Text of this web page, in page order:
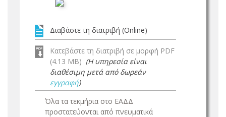
Διαβάστε τη διατριβή (Online)
Κατεβάστε τη διατριβή σε μορφή PDF
(4.13 MB) (Η υπηρεσία είναι
διαθέσιμη μετά από δωρεάν
εγγραφή)
Όλα τα τεκμήρια στο ΕΑΔΔ
προστατεύονται από πνευματικά